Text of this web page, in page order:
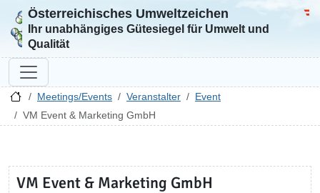
Zur Startseite
Österreichisches Umweltzeichen
Ihr unabhängiges Gütesiegel für Umwelt und
Qualität
Meetings/Events Veranstalter
Event
VM Event & Marketing GmbH
VM Event & Marketing GmbH